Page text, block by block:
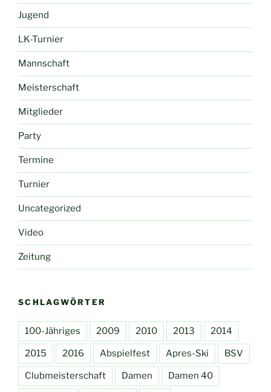
Jugend
LK-Turnier
Mannschaft
Meisterschaft
Mitglieder
Party
Termine
Turnier
Uncategorized
Video
Zeitung
SCHLAGWÖRTER
100-Jähriges 2009 2010 2013 2014
2015 2016 Abspielfest Apres-Ski BSV
Clubmeisterschaft Damen Damen 40